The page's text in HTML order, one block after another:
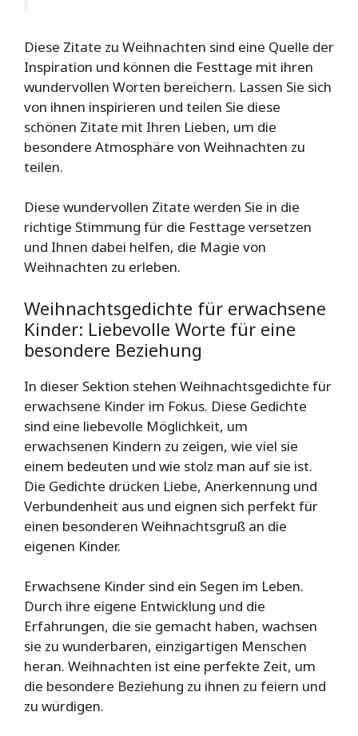
Diese Zitate zu Weihnachten sind eine Quelle der
Inspiration und können die Festtage mit ihren
wundervollen Worten bereichern. Lassen Sie sich
von ihnen inspirieren und teilen Sie diese
schönen Zitate mit Ihren Lieben, um die
besondere Atmosphäre von Weihnachten zu
teilen.
Diese wundervollen Zitate werden Sie in die
richtige Stimmung für die Festtage versetzen
und Ihnen dabei helfen, die Magie von
Weihnachten zu erleben.
Weihnachtsgedichte für erwachsene
Kinder: Liebevolle Worte für eine
besondere Beziehung
In dieser Sektion stehen Weihnachtsgedichte für
erwachsene Kinder im Fokus. Diese Gedichte
sind eine liebevolle Möglichkeit, um
erwachsenen Kindern zu zeigen, wie viel sie
einem bedeuten und wie stolz man auf sie ist.
Die Gedichte drücken Liebe, Anerkennung und
Verbundenheit aus und eignen sich perfekt für
einen besonderen Weihnachtsgruß an die
eigenen Kinder.
Erwachsene Kinder sind ein Segen im Leben.
Durch ihre eigene Entwicklung und die
Erfahrungen, die sie gemacht haben, wachsen
sie zu wunderbaren, einzigartigen Menschen
heran. Weihnachten ist eine perfekte Zeit, um
die besondere Beziehung zu ihnen zu feiern und
zu würdigen.